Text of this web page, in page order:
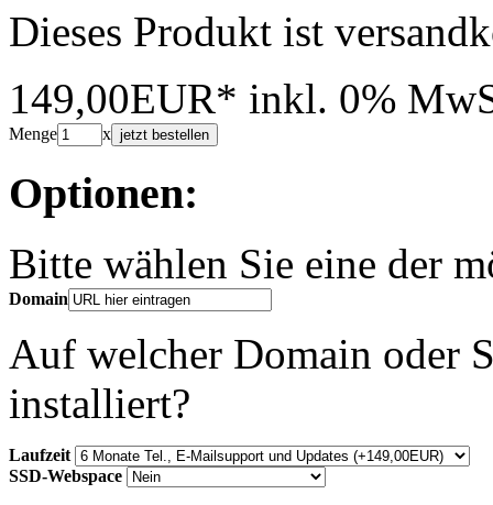
Dieses Produkt ist
149,00EUR* inkl. 0%
Menge x jetzt bestellen
Optionen:
Bitte wählen Sie eine der
Domain
Auf welcher Domain oder
installiert?
Laufzeit
SSD-Webspace